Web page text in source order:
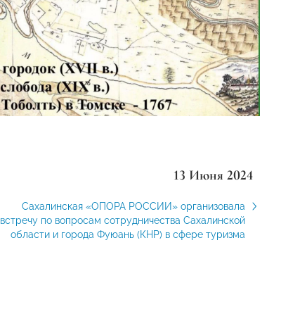
13 Июня 2024
Сахалинская «ОПОРА РОССИИ» организовала
встречу по вопросам сотрудничества Сахалинской
области и города Фуюань (КНР) в сфере туризма